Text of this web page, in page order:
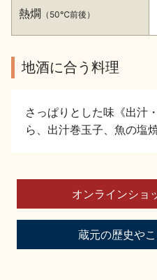
地酒蔵元会WEB展示会
熱燗 （50℃前後）
地酒に合う料理
さっぱりとした味《出汁
ら、出汁巻玉子、魚の塩
オンラインショ
蔵元の歴史や